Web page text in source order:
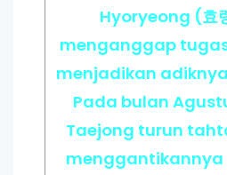
Hyoryeong (효
menganggap
menjadikan
Pada bulan
Taejong turun
menggantikannya